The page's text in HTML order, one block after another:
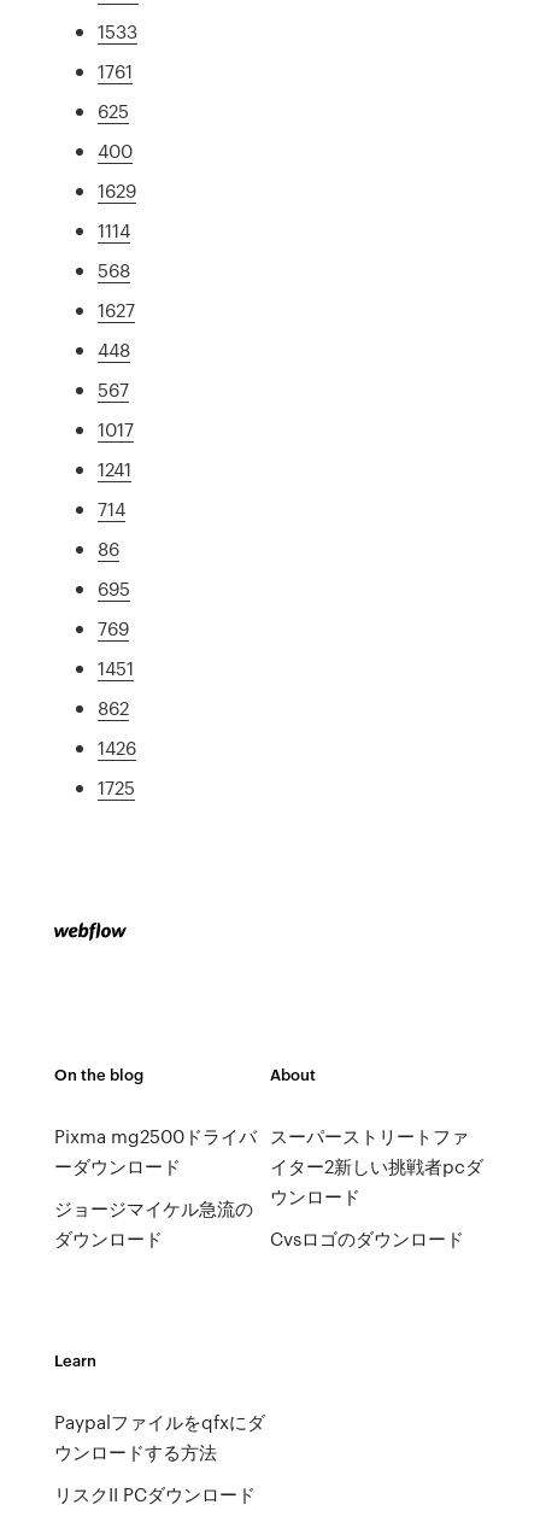
1533
1761
625
400
1629
1114
568
1627
448
567
1017
1241
714
86
695
769
1451
862
1426
1725
On the blog
Pixma mg2500ドライバ
ーダウンロード
ジョージマイケル急流の
ダウンロード
About
スーパーストリートファ
イター2新しい挑戦者pcダ
ウンロード
Cvsロゴのダウンロード
Learn
Paypalファイルをqfxにダ
ウンロードする方法
リスクII PCダウンロード